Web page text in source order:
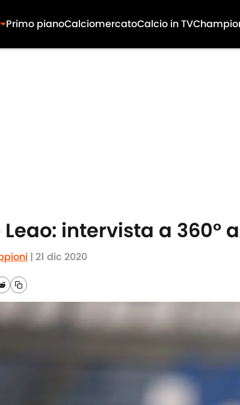
Primo pianoCalciomercatoCalcio in TV
intervista a 360°
| 21 dic 2020